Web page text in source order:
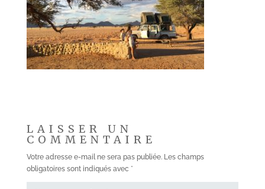
LAISSER UN
COMMENTAIRE
Votre adresse e-mail ne sera pas publiée. Les champs
obligatoires sont indiqués avec *